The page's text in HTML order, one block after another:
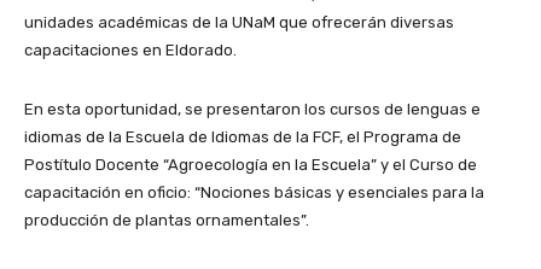
unidades académicas de la UNaM que ofrecerán diversas
capacitaciones en Eldorado.
En esta oportunidad, se presentaron los cursos de lenguas e
idiomas de la Escuela de Idiomas de la FCF, el Programa de
Postítulo Docente “Agroecología en la Escuela” y el Curso de
capacitación en oficio: “Nociones básicas y esenciales para la
producción de plantas ornamentales”.